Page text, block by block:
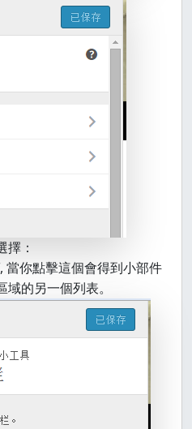
：
, 當你點擊這個會得到小部件
的另一個列表。